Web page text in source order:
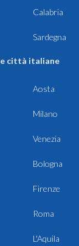
Calabria
Sardegna
città italiane
Aosta
Milano
Venezia
Bologna
Firenze
Roma
L'Aquila